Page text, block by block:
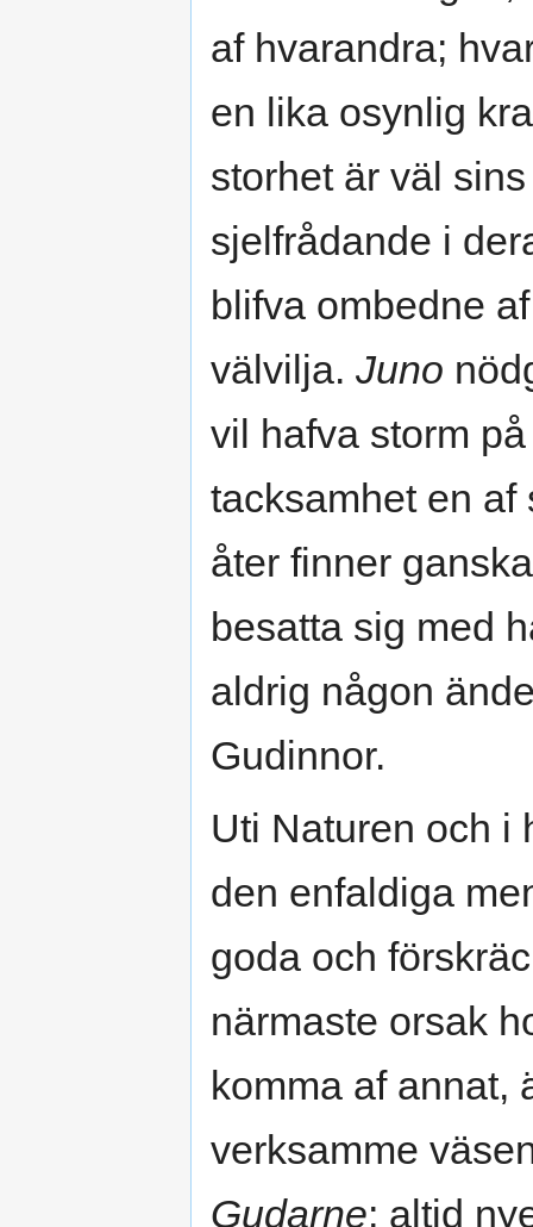
af hvarandra;
en lika osynlig
storhet är väl
sjelfrådande i
blifva ombedne
välvilja. Juno
vil hafva storm
tacksamhet en
åter finner
besatta sig med
aldrig någon
Gudinnor.
Uti Naturen och i
den enfaldiga
goda och
närmaste orsak
komma af annat,
verksamme
Gudarne; altid